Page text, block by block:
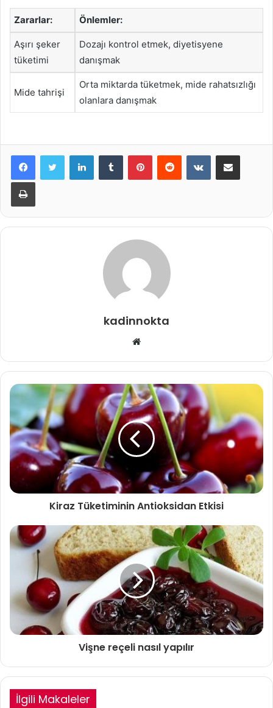
Zararlar: Önlemler:
Aşırı şeker
tüketimi
Dozajı kontrol etmek, diyetisyene
danışmak
Mide tahrişi
Orta miktarda tüketmek, mide rahatsızlığı
olanlara danışmak
LinkedInTumblr PinterestReddit VKontakteE-Posta ile paylaş
Yazdır
kadinnokta
Web
Kiraz Tüketiminin Antioksidan Etkisi
Vişne reçeli nasıl yapılır
İlgili Makaleler